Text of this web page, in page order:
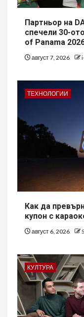
Партньор на
спечели 30-
of Panama
август 7, 2026
ТЕХНОЛОГИИ
Как да
купон с
август 6, 2026
КУЛТУРА